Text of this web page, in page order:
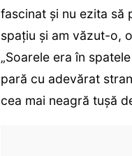
fascinat și nu ezita să
spaţiu şi am văzut-o,
„Soarele era în
pară cu adevărat
cea mai neagră tuşă